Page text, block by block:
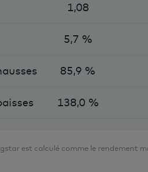
1,08
5,7 %
85,9 %
138,0 %
est calculé comme le rendement